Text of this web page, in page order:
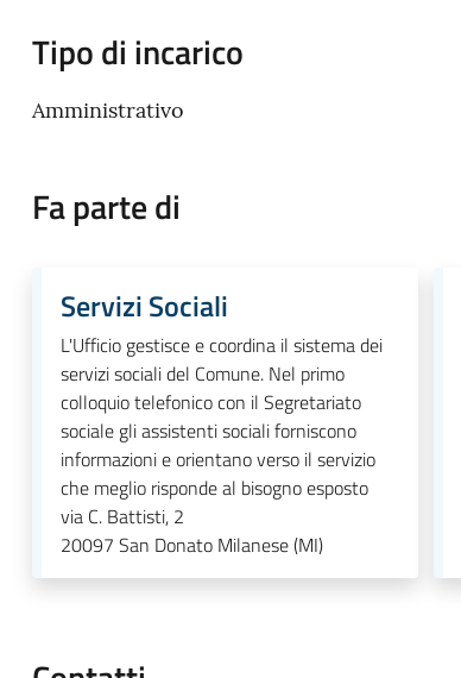
Tipo di incarico
Amministrativo
Fa parte di
Servizi Sociali
L'Ufficio gestisce e coordina il sistema dei
servizi sociali del Comune. Nel primo
colloquio telefonico con il Segretariato
sociale gli assistenti sociali forniscono
informazioni e orientano verso il servizio
che meglio risponde al bisogno esposto
via C. Battisti, 2
20097 San Donato Milanese (MI)